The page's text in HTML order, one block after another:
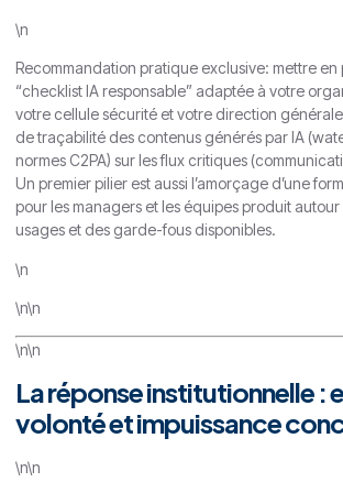
\n
Recommandation pratique exclusive: mettre en
“checklist IA responsable” adaptée à votre
votre cellule sécurité et votre direction
de traçabilité des contenus générés par IA
normes C2PA) sur les flux critiques
Un premier pilier est aussi l’amorçage d’une
pour les managers et les équipes produit
usages et des garde-fous disponibles.
\n
\n\n
\n\n
La réponse institutionnelle :
volonté et impuissance
\n\n